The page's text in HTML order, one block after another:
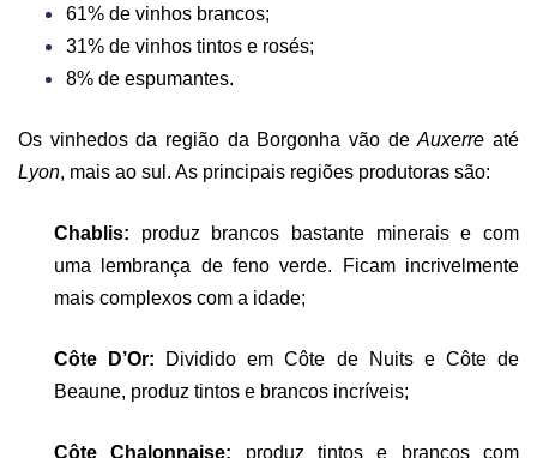
61% de vinhos brancos;
31% de vinhos tintos e rosés;
8% de espumantes.
Os vinhedos da região da Borgonha vão deAuxerre até
Lyon, mais ao sul. As principais regiões produtoras são:
Chablis: produz brancos bastante minerais e com
uma lembrança de feno verde. Ficam incrivelmente
mais complexos com a idade;
Côte D’Or: Dividido em Côte de Nuits e Côte de
Beaune, produz tintos e brancos incríveis;
Côte Chalonnaise: produz tintos e brancos com